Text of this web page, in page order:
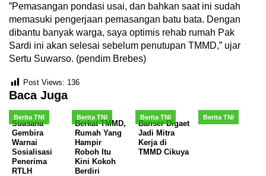
”Pemasangan pondasi usai, dan bahkan saat ini sudah
memasuki pengerjaan pemasangan batu bata. Dengan
dibantu banyak warga, saya optimis rehab rumah Pak
Sardi ini akan selesai sebelum penutupan TMMD,” ujar
Sertu Suwarso. (pendim Brebes)
Post Views: 136
Baca Juga
Berita TNI
Suasana
Gembira
Warnai
Sosialisasi
Penerima
RTLH
Berita TNI
Berkat TMMD,
Rumah Yang
Hampir
Roboh Itu
Kini Kokoh
Berdiri
Berita TNI
Banser Digaet
Jadi Mitra
Kerja di
TMMD Cikuya
Berita TNI